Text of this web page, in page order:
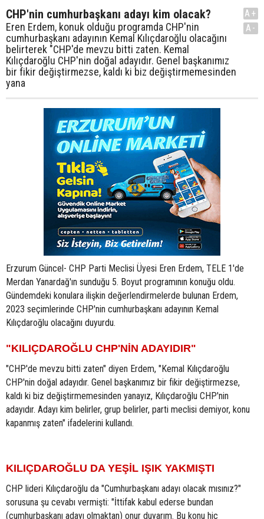
CHP'nin cumhurbaşkanı adayı kim olacak?
Eren Erdem, konuk olduğu programda CHP'nin
cumhurbaşkanı adayının Kemal Kılıçdaroğlu olacağını
belirterek "CHP'de mevzu bitti zaten. Kemal
Kılıçdaroğlu CHP'nin doğal adayıdır. Genel başkanımız
bir fikir değiştirmezse, kaldı ki biz değiştirmemesinden
yana
A+
A-
Erzurum Güncel- CHP Parti Meclisi Üyesi Eren Erdem, TELE 1'de
Merdan Yanardağ'ın sunduğu 5. Boyut programının konuğu oldu.
Gündemdeki konulara ilişkin değerlendirmelerde bulunan Erdem,
2023 seçimlerinde CHP'nin cumhurbaşkanı adayının Kemal
Kılıçdaroğlu olacağını duyurdu.
"KILIÇDAROĞLU CHP'NİN ADAYIDIR"
"CHP'de mevzu bitti zaten" diyen Erdem, "Kemal Kılıçdaroğlu
CHP'nin doğal adayıdır. Genel başkanımız bir fikir değiştirmezse,
kaldı ki biz değiştirmemesinden yanayız, Kılıçdaroğlu CHP'nin
adayıdır. Adayı kim belirler, grup belirler, parti meclisi demiyor, konu
kapanmış zaten" ifadelerini kullandı.
KILIÇDAROĞLU DA YEŞİL IŞIK YAKMIŞTI
CHP lideri Kılıçdaroğlu da "Cumhurbaşkanı adayı olacak mısınız?"
sorusuna şu cevabı vermişti: "İttifak kabul ederse bundan
(cumhurbaşkanı adayı olmaktan) onur duyarım. Bu konu hiç